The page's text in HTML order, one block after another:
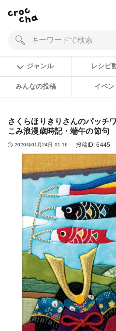
ジャンル レシピ
みんなの投稿 イベン
さくらほりきりさんのパッチ
こみ浪漫歳時記・端午の節句
2020年01月24日 01:16 投稿ID:6445